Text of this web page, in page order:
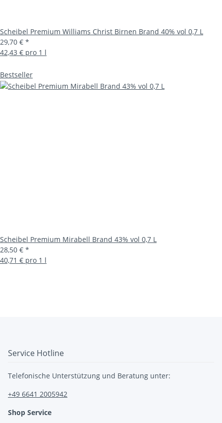
Scheibel Premium Williams Christ Birnen Brand 40% vol 0,7 L
29,70 € *
42,43 € pro 1 l
Bestseller
Scheibel Premium Mirabell Brand 43% vol 0,7 L
28,50 € *
40,71 € pro 1 l
Service Hotline
Telefonische Unterstützung und Beratung unter:
+49 6641 2005942
Shop Service